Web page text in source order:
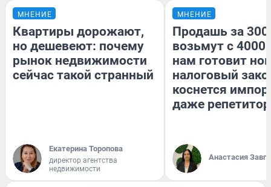
МНЕНИЕ
Квартиры дорожают,
но дешевеют: почему
рынок недвижимости
сейчас такой странный
Екатерина Торопова
директор агентства
недвижимости
МНЕНИЕ
Продашь за
возьмут с
нам готовит
налоговый
коснется
даже
Анастасия